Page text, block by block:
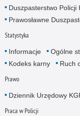
Duszpasterstwo Policji
Prawosławne
Statystyka
Informacje Ogólne
Kodeks karny
Ruch
Prawo
Dziennik Urzędowy
Praca w Policji